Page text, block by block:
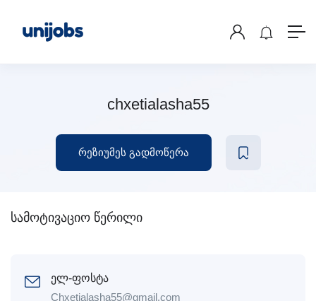
chxetialasha55
რეზიუმეს გადმოწერა
სამოტივაციო წერილი
ელ-ფოსტა
Chxetialasha55@gmail.com